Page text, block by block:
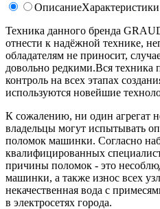
ОписаниеХарактеристики
Техника данного бренда
отнести к надёжной технике,
обладателям не приносит,
довольно редкими.Вся техника
контроль на всех этапах
используются новейшие
К сожалению, ни один агрегат
владельцы могут испытывать
поломок машинки. Согласно
квалифицированных
причины поломок - это
машинки, а также износ всех
некачественная вода с
в электросетях города.